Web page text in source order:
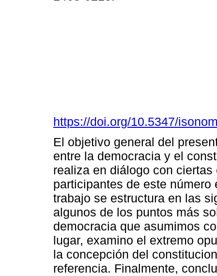
https://doi.org/10.5347/
El objetivo general del
entre la democracia y el
realiza en diálogo con
participantes de este
trabajo se estructura en las
algunos de los puntos más
democracia que asumimos
lugar, examino el extremo
la concepción del
referencia. Finalmente,